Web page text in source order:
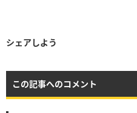
シェアしよう
この記事へのコメント